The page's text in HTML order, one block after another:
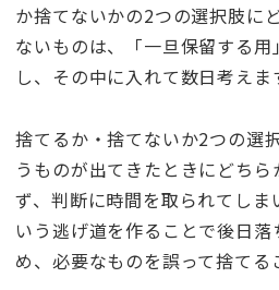
か捨てないかの2つの選択肢に
ないものは、「一旦保留する
し、その中に入れて数日考えま
捨てるか・捨てないか2つの選
うものが出てきたときにどち
ず、判断に時間を取られてしま
いう逃げ道を作ることで後日
め、必要なものを誤って捨てる